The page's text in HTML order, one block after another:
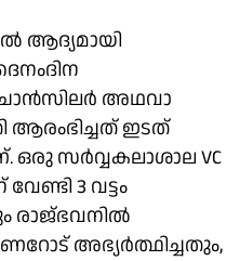
ആദ്യമായി
അഥവാ
ആരംഭിച്ചത് ഇടത്
ഒരു സർവ്വകലാശാല VC
3 വട്ടം
രാജ്ഭവനിൽ
അഭ്യർത്ഥിച്ചതും,